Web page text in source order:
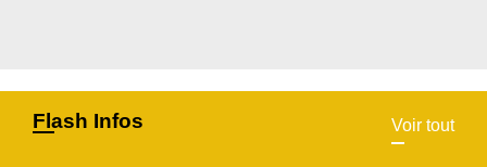
Flash Infos Voir tout